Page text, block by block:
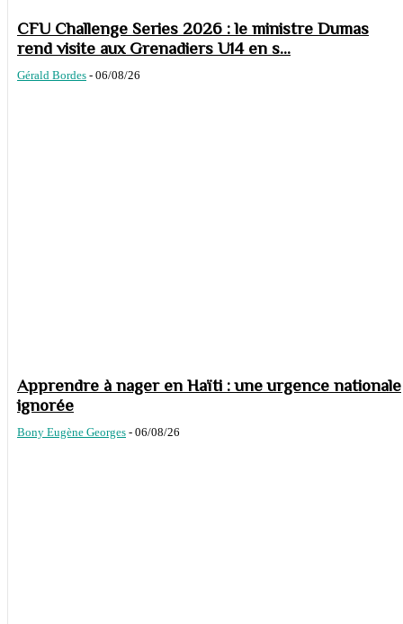
CFU Challenge Series 2026 : le ministre Dumas
rend visite aux Grenadiers U14 en s...
Gérald Bordes - 06/08/26
Apprendre à nager en Haïti : une urgence nationale
ignorée
Bony Eugène Georges - 06/08/26